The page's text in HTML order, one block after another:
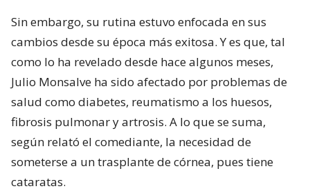
Sin embargo, su rutina estuvo enfocada en sus
cambios desde su época más exitosa. Y es que, tal
como lo ha revelado desde hace algunos meses,
Julio Monsalve ha sido afectado por problemas de
salud como diabetes, reumatismo a los huesos,
fibrosis pulmonar y artrosis. A lo que se suma,
según relató el comediante, la necesidad de
someterse a un trasplante de córnea, pues tiene
cataratas.